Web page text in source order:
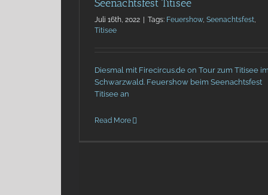
Seenachtsfest Titisee
Juli 16th, 2022 | Tags: Feuershow, Seenachtsfest
Titisee
Diesmal mit Firecircus.de on Tour zum Titisee im
Schwarzwald. Feuershow beim Seenachtsfest
Titisee an
Read More